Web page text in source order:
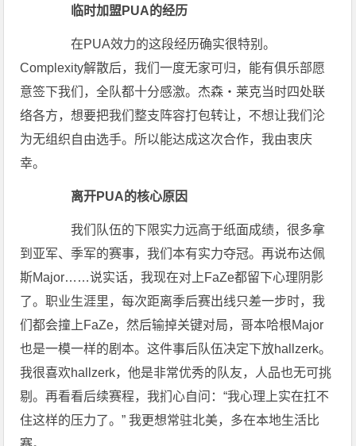
临时加盟PUA的经历
在PUA效力的这段经历确实很特别。
Complexity解散后，我们一度无家可归，能有俱乐部愿
意签下我们，全队都十分感激。杰森・莱克当时四处联
络各方，想要把我们整支阵容打包转让，不想让我们沦
为无组织自由选手。所以能达成这次合作，我由衷庆
幸。
离开PUA的核心原因
我们队伍的下限实力远高于纸面成绩，很多拿
到亚军、季军的赛事，我们本有实力夺冠。再说布达佩
斯Major……说实话，我现在对上FaZe都留下心理阴影
了。职业生涯里，每次距离季后赛出线只差一步时，我
们都会撞上FaZe，然后输掉关键对局，哥本哈根Major
也是一模一样的剧本。这件事后队伍决定下放hallzerk。
我很喜欢hallzerk，他是非常优秀的队友，人品也无可挑
剔。再看看后续赛程，我扪心自问：“我心理上实在扛不
住这样的压力了。” 我更想常驻北美，多在本地生活比